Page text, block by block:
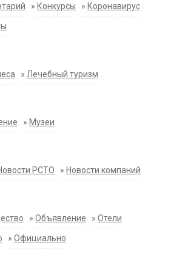
» Конкурсы » Коронавирус
» Лечебный туризм
» Музеи
РСТО » Новости компаний
» Объявление » Отели
» Официально